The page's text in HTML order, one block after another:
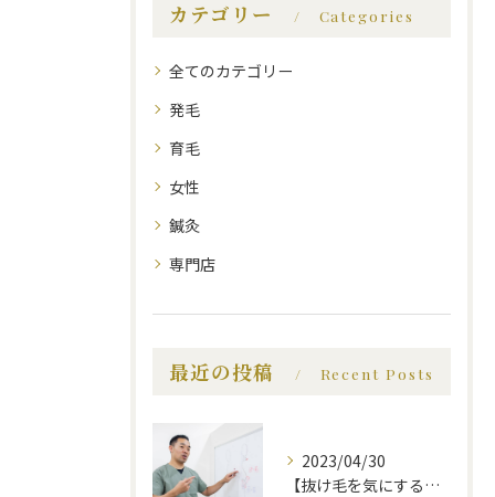
カテゴリー Categories
全てのカテゴリー
発毛
育毛
女性
鍼灸
専門店
最近の投稿 Recent Posts
2023/04/30
【抜け毛を気にする前に、知っておいてほしい事】福岡市で薄毛治療｜福岡薄毛専門鍼灸センター